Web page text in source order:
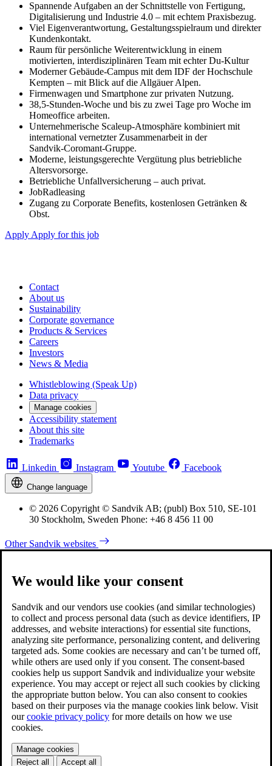
Spannende Aufgaben an der Schnittstelle von Fertigung,
Digitalisierung und Industrie 4.0 – mit echtem Praxisbezug.
Viel Eigenverantwortung, Gestaltungsspielraum und direkter
Kundenkontakt.
Raum für persönliche Weiterentwicklung in einem
motivierten, interdisziplinären Team mit echter Du‑Kultur
Moderner Gebäude-Campus mit dem IDF der Hochschule
Kempten – mit Blick auf die Allgäuer Alpen.
Firmenwagen und Smartphone zur privaten Nutzung.
38,5‑Stunden‑Woche und bis zu zwei Tage pro Woche im
Homeoffice arbeiten.
Unternehmerische Scaleup‑Atmosphäre kombiniert mit
international vernetzter Zusammenarbeit in der
Sandvik‑Coromant-Gruppe.
Moderne, leistungsgerechte Vergütung plus betriebliche
Altersvorsorge.
Betriebliche Unfallversicherung – auch privat.
JobRadleasing
Zugang zu Corporate Benefits, kostenlosen Getränken &
Obst.
Apply Apply for this job
Contact
About us
Sustainability
Corporate governance
Products & Services
Careers
Investors
News & Media
Whistleblowing (Speak Up)
Data privacy
Manage cookies
Accessibility statement
About this site
Trademarks
Linkedin Instagram Youtube Facebook
Change language
© 2026 Copyright © Sandvik AB; (publ) Box 510, SE-101
30 Stockholm, Sweden Phone: +46 8 456 11 00
Other Sandvik websites
We would like your consent
Sandvik and our vendors use cookies (and similar technologies)
to collect and process personal data (such as device identifiers, IP
addresses, and website interactions) for essential site functions,
analyzing site performance, personalizing content, and delivering
targeted ads. Some cookies are necessary and can’t be turned off,
while others are used only if you consent. The consent-based
cookies help us support Sandvik and individualize your website
experience. You may accept or reject all such cookies by clicking
the appropriate button below. You can also consent to cookies
based on their purposes via the manage cookies link below. Visit
ourcookie privacy policy for more details on how we use
cookies.
Manage cookies
Reject all
Accept all